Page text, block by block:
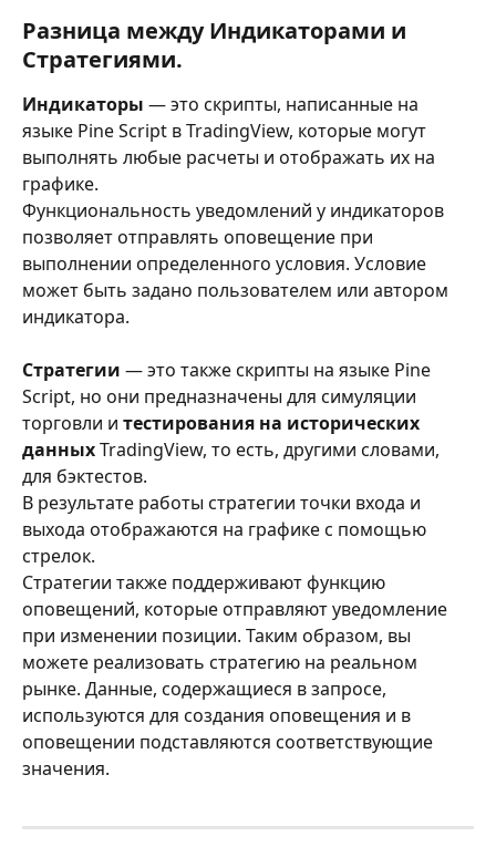
Разница между Индикаторами и
Стратегиями.
Индикаторы — это скрипты, написанные на
языке Pine Script в TradingView, которые могут
выполнять любые расчеты и отображать их на
графике.
Функциональность уведомлений у индикаторов
позволяет отправлять оповещение при
выполнении определенного условия. Условие
может быть задано пользователем или автором
индикатора.
Стратегии — это также скрипты на языке Pine
Script, но они предназначены для симуляции
торговли и тестирования на исторических
данных TradingView, то есть, другими словами,
для бэктестов.
В результате работы стратегии точки входа и
выхода отображаются на графике с помощью
стрелок.
Стратегии также поддерживают функцию
оповещений, которые отправляют уведомление
при изменении позиции. Таким образом, вы
можете реализовать стратегию на реальном
рынке. Данные, содержащиеся в запросе,
используются для создания оповещения и в
оповещении подставляются соответствующие
значения.